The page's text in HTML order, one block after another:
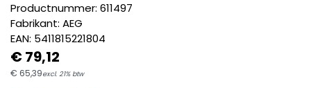
Productnummer: 611497
Fabrikant: AEG
EAN: 5411815221804
€79,12
€ 65,39excl. 21% btw